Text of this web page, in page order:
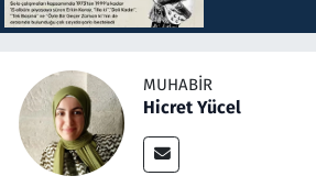
MUHABIR
Hicret Yücel